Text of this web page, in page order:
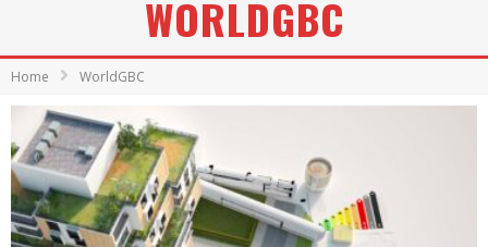
WORLDGBC
Home WorldGBC